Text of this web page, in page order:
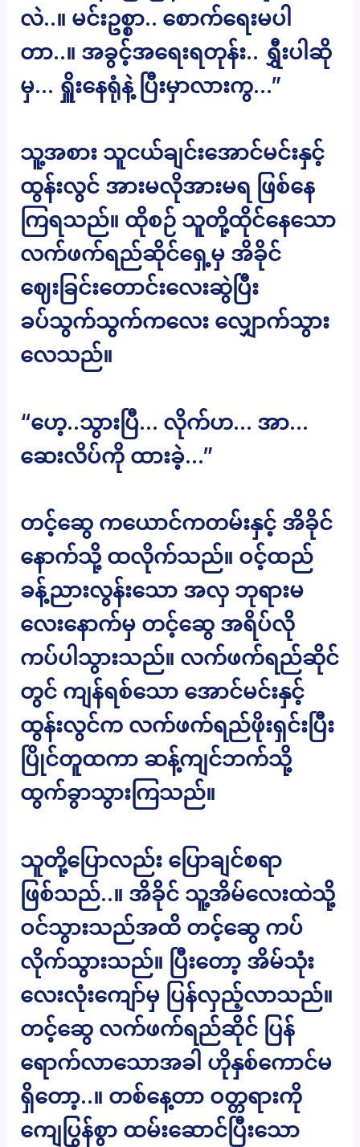
လဲ..။ မင်းဥစ္စာ.. စောက်ရေးမပါ
တာ..။ အခွင့်အရေးရတုန်း.. ရွှီးပါဆို
မှ… ရှိူးနေရုံနဲ့ ပြီးမှာလားကွ…”
သူ့အစား သူငယ်ချင်းအောင်မင်းနှင့်
ထွန်းလွင် အားမလိုအားမရ ဖြစ်နေ
ကြရသည်။ ထိုစဉ် သူတို့ထိုင်နေသော
လက်ဖက်ရည်ဆိုင်ရှေ့မှ အိခိုင်
ဈေးခြင်းတောင်းလေးဆွဲပြီး
ခပ်သွက်သွက်ကလေး လျှောက်သွား
လေသည်။
“ဟေ့..သွားပြီ… လိုက်ဟ… အာ…
ဆေးလိပ်ကို ထားခဲ့…”
တင့်ဆွေ ကယောင်ကတမ်းနှင့် အိခိုင်
နောက်သို့ ထလိုက်သည်။ ဝင့်ထည်
ခန့်ညားလွန်းသော အလှ ဘုရားမ
လေးနောက်မှ တင့်ဆွေ အရိပ်လို
ကပ်ပါသွားသည်။ လက်ဖက်ရည်ဆိုင်
တွင် ကျန်ရစ်သော အောင်မင်းနှင့်
ထွန်းလွင်က လက်ဖက်ရည်ဖိုးရှင်းပြီး
ပြိုင်တူထကာ ဆန့်ကျင်ဘက်သို့
ထွက်ခွာသွားကြသည်။
သူတို့ပြောလည်း ပြောချင်စရာ
ဖြစ်သည်..။ အိခိုင် သူ့အိမ်လေးထဲသို့
ဝင်သွားသည်အထိ တင့်ဆွေ ကပ်
လိုက်သွားသည်။ ပြီးတော့ အိမ်သုံး
လေးလုံးကျော်မှ ပြန်လှည့်လာသည်။
တင့်ဆွေ လက်ဖက်ရည်ဆိုင် ပြန်
ရောက်လာသောအခါ ဟိုနှစ်ကောင်မ
ရှိတော့..။ တစ်နေ့တာ ဝတ္တရားကို
ကျေပြွန်စွာ ထမ်းဆောင်ပြီးသော